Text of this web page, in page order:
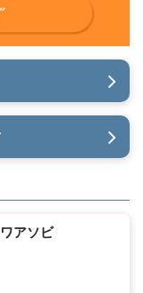
アソビ